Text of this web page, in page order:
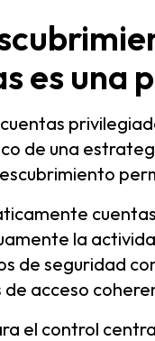
es una
de una
la
de seguridad
acceso
el control